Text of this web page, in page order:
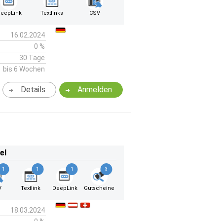
Textlinks CSV
16.02.2024
0 %
30 Tage
bis 6 Wochen
Anmelden
Details
1 1
Textlink
1
DeepLink
3
Gutscheine
18.03.2024